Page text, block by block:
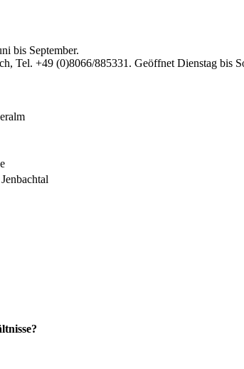
bis September.
Tel. +49 (0)8066/885331. Geöffnet Dienstag bis